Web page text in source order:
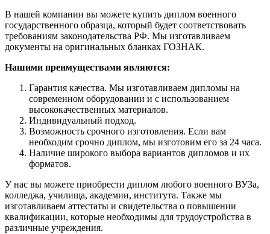
В нашей компании вы можете купить диплом военного
государственного образца, который будет соответствовать
требованиям законодательства РФ. Мы изготавливаем
документы на оригинальных бланках ГОЗНАК.
Нашими преимуществами являются:
Гарантия качества. Мы изготавливаем дипломы на
современном оборудовании и с использованием
высококачественных материалов.
Индивидуальный подход.
Возможность срочного изготовления. Если вам
необходим срочно диплом, мы изготовим его за 24 часа.
Наличие широкого выбора вариантов дипломов и их
форматов.
У нас вы можете приобрести диплом любого военного ВУЗа,
колледжа, училища, академии, института. Также мы
изготавливаем аттестаты и свидетельства о повышении
квалификации, которые необходимы для трудоустройства в
различные учреждения.